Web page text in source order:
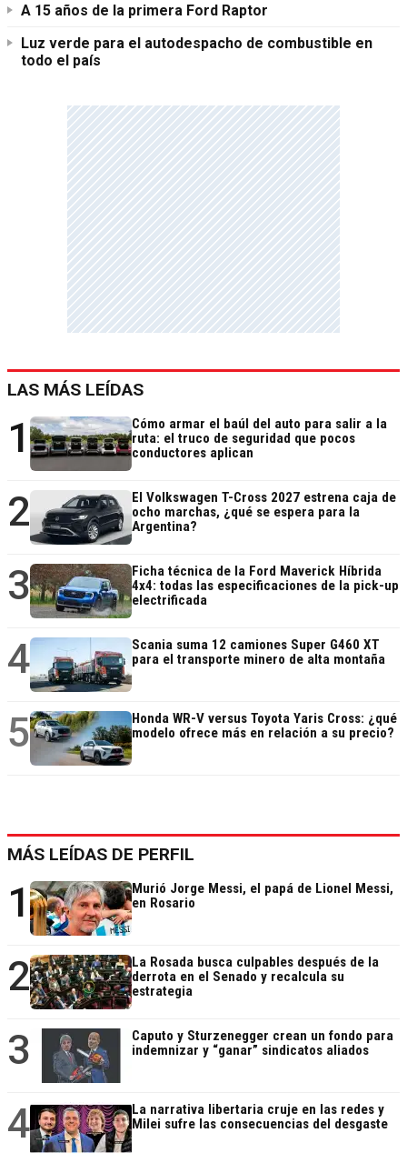
A 15 años de la primera Ford Raptor
Luz verde para el autodespacho de combustible en
todo el país
LAS MÁS LEÍDAS
1
Cómo armar el baúl del auto para salir a la
ruta: el truco de seguridad que pocos
conductores aplican
2
El Volkswagen T-Cross 2027 estrena caja de
ocho marchas, ¿qué se espera para la
Argentina?
3
Ficha técnica de la Ford Maverick Híbrida
4x4: todas las especificaciones de la pick-up
electrificada
4
Scania suma 12 camiones Super G460 XT
para el transporte minero de alta montaña
5
Honda WR-V versus Toyota Yaris Cross: ¿qué
modelo ofrece más en relación a su precio?
MÁS LEÍDAS DE PERFIL
1
Murió Jorge Messi, el papá de Lionel Messi,
en Rosario
2
La Rosada busca culpables después de la
derrota en el Senado y recalcula su
estrategia
3
Caputo y Sturzenegger crean un fondo para
indemnizar y “ganar” sindicatos aliados
4
La narrativa libertaria cruje en las redes y
Milei sufre las consecuencias del desgaste